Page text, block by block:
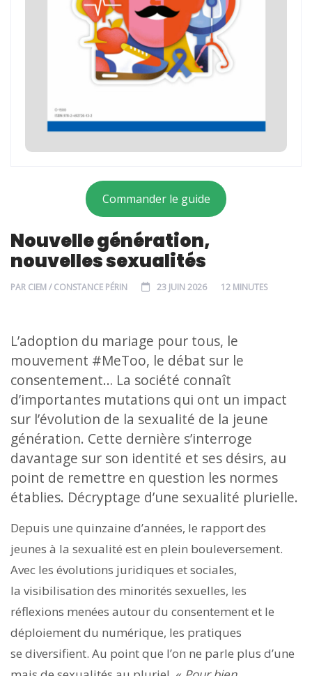
Commander le guide
Nouvelle génération,
nouvelles sexualités
PAR CIEM / CONSTANCE PÉRIN 23 JUIN 2026 12 MINUTES
L’adoption du mariage pour tous, le
mouvement #MeToo, le débat sur le
consentement… La société connaît
d’importantes mutations qui ont un impact
sur l’évolution de la sexualité de la jeune
génération. Cette dernière s’interroge
davantage sur son identité et ses désirs, au
point de remettre en question les normes
établies. Décryptage d’une sexualité plurielle.
Depuis une quinzaine d’années, le rapport des
jeunes à la sexualité est en plein bouleversement.
Avec les évolutions juridiques et sociales,
la visibilisation des minorités sexuelles, les
réflexions menées autour du consentement et le
déploiement du numérique, les pratiques
se diversifient. Au point que l’on ne parle plus d’une